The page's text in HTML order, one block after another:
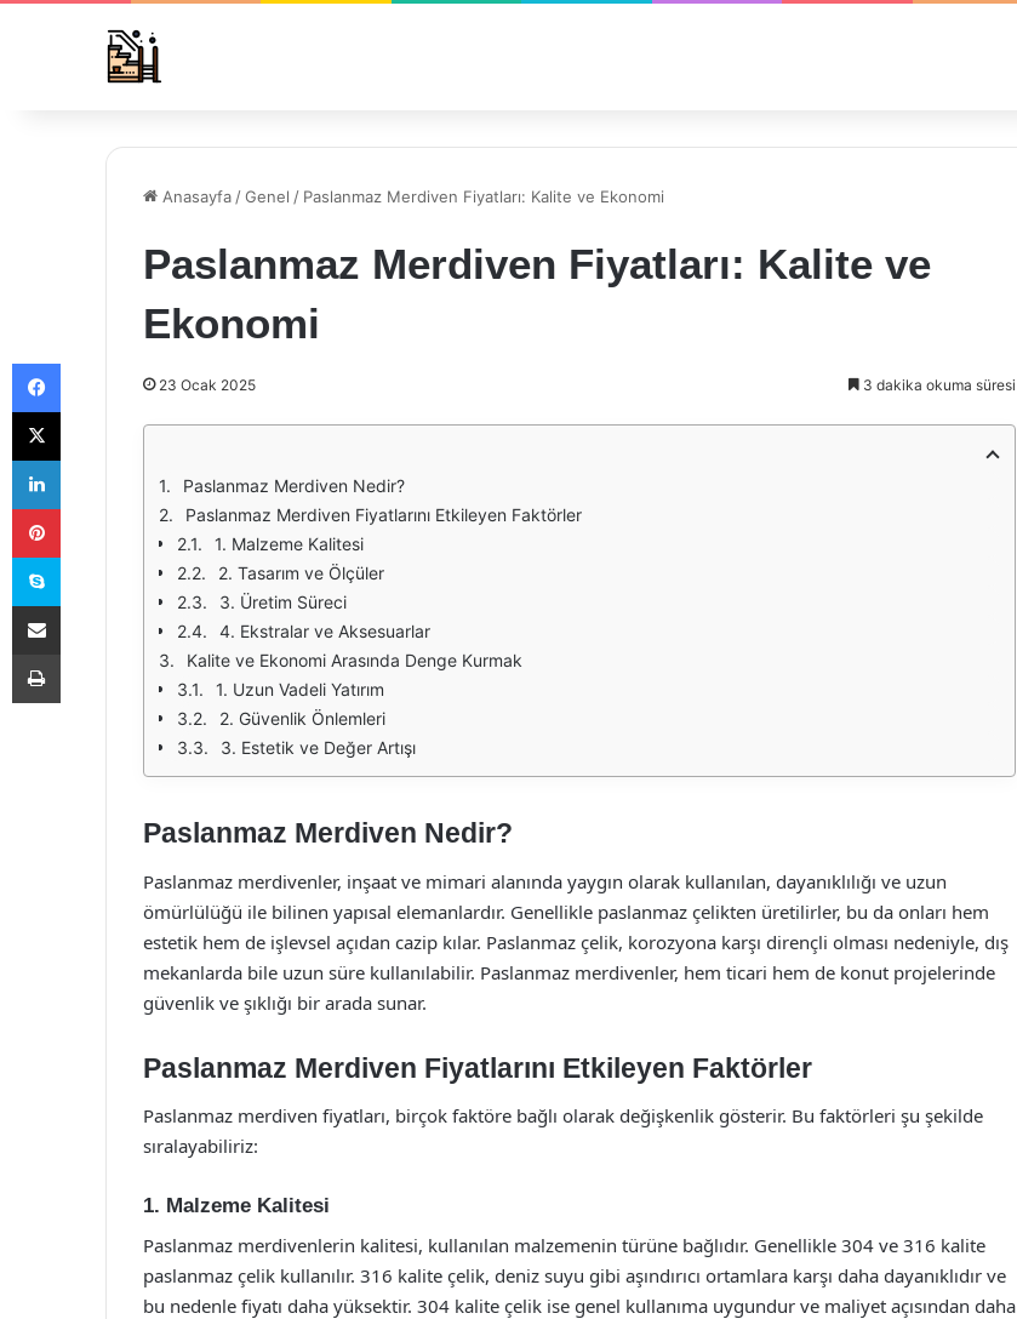
Anasayfa /Genel / Paslanmaz Merdiven Fiyatları: Kalite ve Ekonomi
Paslanmaz Merdiven Fiyatları: Kalite ve
Ekonomi
23 Ocak 2025 3 dakika okuma süresi
Paslanmaz Merdiven Nedir?
Paslanmaz Merdiven Fiyatlarını Etkileyen Faktörler
1. Malzeme Kalitesi
2. Tasarım ve Ölçüler
3. Üretim Süreci
4. Ekstralar ve Aksesuarlar
Kalite ve Ekonomi Arasında Denge Kurmak
1. Uzun Vadeli Yatırım
2. Güvenlik Önlemleri
3. Estetik ve Değer Artışı
Paslanmaz Merdiven Nedir?
Paslanmaz merdivenler, inşaat ve mimari alanında yaygın olarak kullanılan, dayanıklılığı ve uzun
ömürlülüğü ile bilinen yapısal elemanlardır. Genellikle paslanmaz çelikten üretilirler, bu da onları hem
estetik hem de işlevsel açıdan cazip kılar. Paslanmaz çelik, korozyona karşı dirençli olması nedeniyle, dış
mekanlarda bile uzun süre kullanılabilir. Paslanmaz merdivenler, hem ticari hem de konut projelerinde
güvenlik ve şıklığı bir arada sunar.
Paslanmaz Merdiven Fiyatlarını Etkileyen Faktörler
Paslanmaz merdiven fiyatları, birçok faktöre bağlı olarak değişkenlik gösterir. Bu faktörleri şu şekilde
sıralayabiliriz:
1. Malzeme Kalitesi
Paslanmaz merdivenlerin kalitesi, kullanılan malzemenin türüne bağlıdır. Genellikle 304 ve 316 kalite
paslanmaz çelik kullanılır. 316 kalite çelik, deniz suyu gibi aşındırıcı ortamlara karşı daha dayanıklıdır ve
bu nedenle fiyatı daha yüksektir. 304 kalite çelik ise genel kullanıma uygundur ve maliyet açısından daha
Facebook
X
LinkedIn
Pinterest
Skype
E-Posta ile paylaş